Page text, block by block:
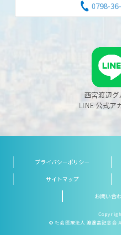
0798-
西宮渡辺グ
LINE 公式ア
プライバシーポリシー
サイトマップ
お問い合
© 社会医療法人 渡邊高記念